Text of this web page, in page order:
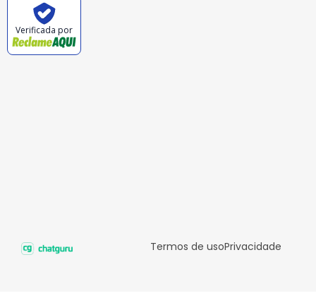
Verificada por
Termos de usoPrivacidade